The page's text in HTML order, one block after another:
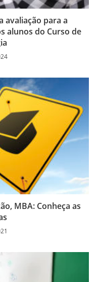
avaliação para a
alunos do Curso de
MBA: Conheça as